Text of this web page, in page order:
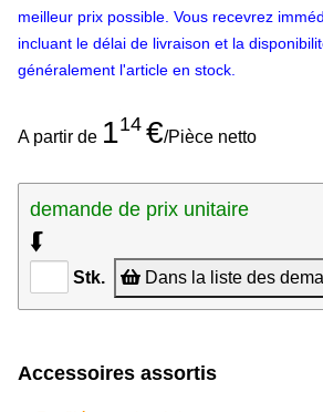
meilleur prix possible. Vous recevrez
incluant le délai de livraison et la
généralement l'article en stock.
A partir de 114 €/Pièce netto
demande de prix unitaire
⮮
Stk. Dans la liste des
Accessoires assortis